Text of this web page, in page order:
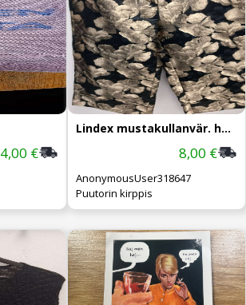
4,00 €
Lindex mustakullanvär. housut 40
8,00 €
AnonymousUser318647
Puutorin kirppis